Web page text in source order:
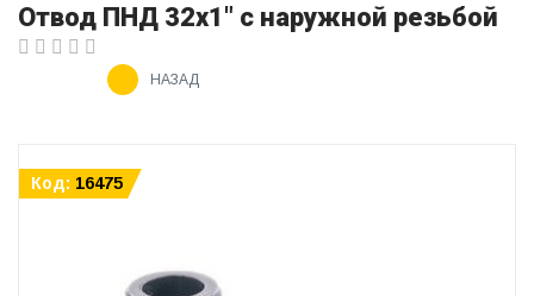
Отвод ПНД 32х1" с наружной резьбой
НАЗАД
Код: 16475